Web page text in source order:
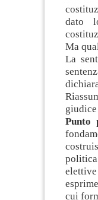
dato
Ma
La
Punto
cui